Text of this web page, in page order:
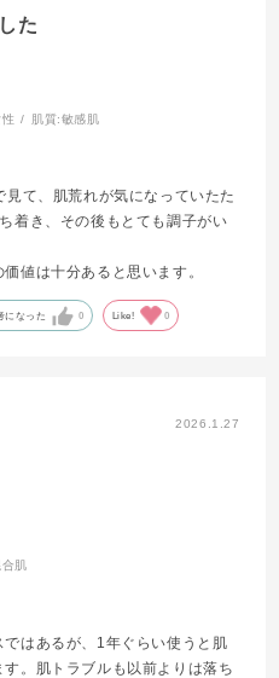
た
肌質:敏感肌
て、肌荒れが気になっていたた
着き、その後もとても調子がい
値は十分あると思います。
になった 0 Like! 0
2026.1.27
肌
はあるが、1年ぐらい使うと肌
。肌トラブルも以前よりは落ち